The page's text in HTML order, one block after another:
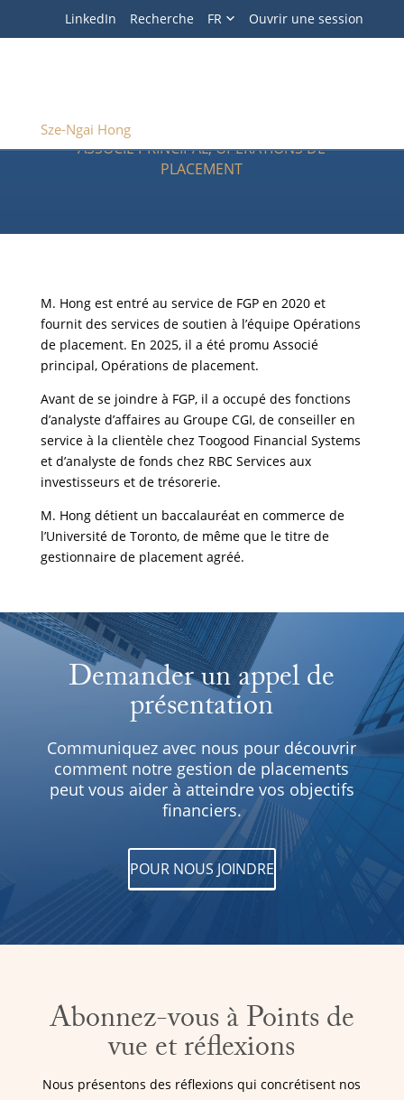
Recherche
LinkedIn Recherche FR Ouvrir une session
Sze-Ngai Hong
ASSOCIÉ PRINCIPAL, OPÉRATIONS DE
PLACEMENT
M. Hong est entré au service de FGP en 2020 et
fournit des services de soutien à l’équipe Opérations
de placement. En 2025, il a été promu Associé
principal, Opérations de placement.
Avant de se joindre à FGP, il a occupé des fonctions
d’analyste d’affaires au Groupe CGI, de conseiller en
service à la clientèle chez Toogood Financial Systems
et d’analyste de fonds chez RBC Services aux
investisseurs et de trésorerie.
M. Hong détient un baccalauréat en commerce de
l’Université de Toronto, de même que le titre de
gestionnaire de placement agréé.
Demander un appel de
présentation
Communiquez avec nous pour découvrir
comment notre gestion de placements
peut vous aider à atteindre vos objectifs
financiers.
POUR NOUS JOINDRE
Abonnez-vous à Points de
vue et réflexions
Nous présentons des réflexions qui concrétisent nos